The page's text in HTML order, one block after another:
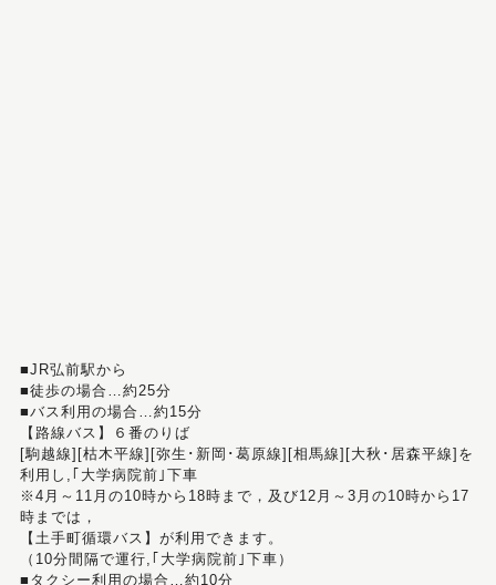
■JR弘前駅から
■徒歩の場合…約25分
■バス利用の場合…約15分
【路線バス】６番のりば
[駒越線][枯木平線][弥生･新岡･葛原線][相馬線][大秋･居森平線]を
利用し,｢大学病院前｣下車
※4月～11月の10時から18時まで，及び12月～3月の10時から17
時までは，
【土手町循環バス】が利用できます。
（10分間隔で運行,｢大学病院前｣下車）
■タクシー利用の場合…約10分